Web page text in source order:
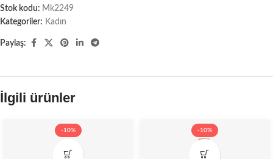
Stok kodu: Mk2249
Kategoriler: Kadın
Paylaş:
İlgili ürünler
-10% -10%